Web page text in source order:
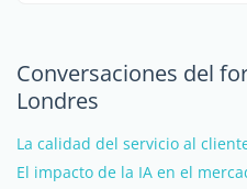
Conversaciones del
Londres
La calidad del servicio al
El impacto de la IA en el